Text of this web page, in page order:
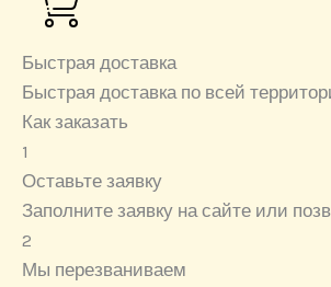
Быстрая доставка
Быстрая доставка по всей
Как заказать
1
Оставьте заявку
Заполните заявку на сайте или
2
Мы перезваниваем